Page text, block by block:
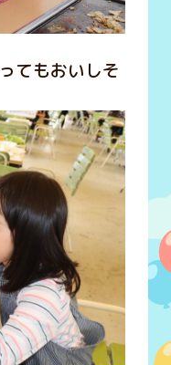
てもおいしそ